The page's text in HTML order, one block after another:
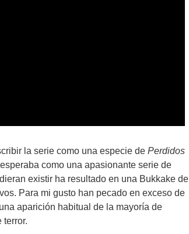
la serie como una especie de Perdidos
como una apasionante serie de
existir ha resultado en una Bukkake de
Para mi gusto han pecado en exceso de
aparición habitual de la mayoría de
terror.